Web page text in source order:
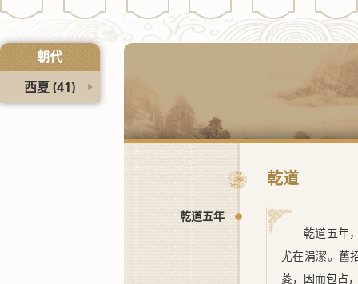
朝代
西夏(41)
乾道
乾道五年
乾道五年
尤在涓潔。舊
菱，因而包占